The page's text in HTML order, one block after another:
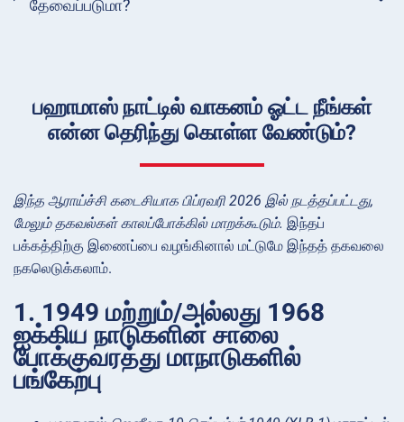
தேவைப்படுமா?
பஹாமாஸ் நாட்டில் வாகனம் ஓட்ட நீங்கள்
என்ன தெரிந்து கொள்ள வேண்டும்?
இந்த ஆராய்ச்சி கடைசியாக பிப்ரவரி 2026 இல் நடத்தப்பட்டது,
மேலும் தகவல்கள் காலப்போக்கில் மாறக்கூடும். இந்தப்
பக்கத்திற்கு இணைப்பை வழங்கினால் மட்டுமே இந்தத் தகவலை
நகலெடுக்கலாம்.
1. 1949 மற்றும்/அல்லது 1968
ஐக்கிய நாடுகளின் சாலை
போக்குவரத்து மாநாடுகளில்
பங்கேற்பு